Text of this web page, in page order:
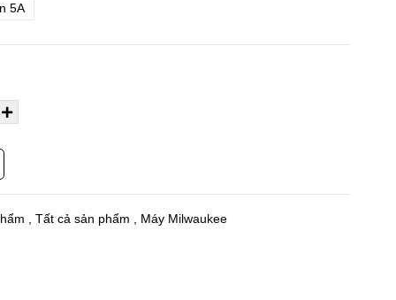
5A
,Tất cả sản phẩm Máy Milwaukee